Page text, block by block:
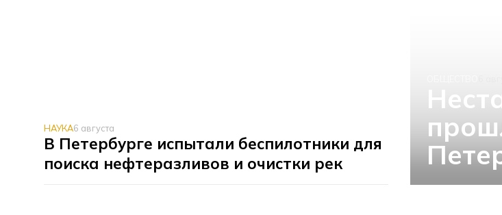
НАУКА6 августа
В Петербурге испытали беспилотники для
поиска нефтеразливов и очистки рек